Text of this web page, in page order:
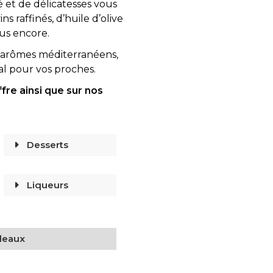
de délicatesses vous
raffinés, d’huile d’olive
encore.
méditerranéens,
pour vos proches.
ainsi que sur nos
Desserts
Liqueurs